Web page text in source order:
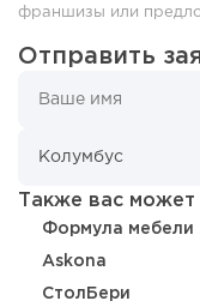
миллиарды:...
франшизы или
Отправить
Также вас может
Формула мебели
Askona
СтолБери